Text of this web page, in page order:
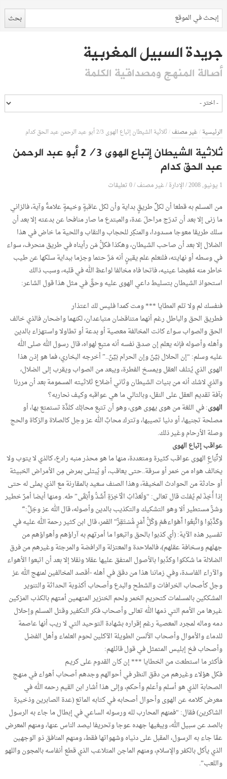
جريدة السبيل المغربية
أصالة المنهج ومصداقية الكلمة
الرئيسية/غير مصنف/ثلاثية الشيطان إتباع الهوى 2/3 أبو عبد الرحمن عبد الحق كدام
ثلاثية الشيطان إتباع الهوى 2/3 أبو عبد الرحمن
عبد الحق كدام
1 يونيو, 2008 /الإدارة/غير مصنف/0 تعليقات
من المسلم به قطعا أن لكلِّ طريقٍ بداية وأن لكل عاقبةٍ وخيمةٍ علامةٌ وآية، فالزاني
ما زنى إلا بعد أن تدرّج مراحلَ عدة، والمبتدع ما صار منافحا عن بدعته إلا بعد أن
سلك طريقا معوجا مسدودا، والمنكِر للحجاب والنقاب واللحية ما خاض في هذا
الضلال إلا بعد أن صاحب الشيطان، وهكذا فكلُّ مَن رأيناه في طريق منحرف، سواء
في وسطه أو نهايته، فلنعلم علم يقينٍ أنه مَرَّ حتما وجزما ببداية سلكها عن طيب
خاطر منه مُغمِضا عينيه، فاتحا فاه مخالفا لواعظ الله في قلبه، وسبب ذالك
استحواذ الشيطان بتسليط داعي الهوى عليه وحقَّ في مثل هذا قول الشاعر:
فنفسك لم ولا تلم المطايا *** ومت كمدا فليس لك اعتذار
فطريق الحق والباطل رغم أنهما متناقضان متباعدان، لكنهما واضحان فالذي خالف
الحق والصواب سواء كانت المخالفة معصية أو بدعة أو تطاولا واستهزاء بالدين
وأهله وأصوله فإنه يعلم إن صدق نفسه أنه متبع لهواه، قال رسول الله صلى الله
عليه وسلم: “إن الحلال بَيِّنٌ وإن الحرام بَيِّنٌ..” أخرجه البخاري، فما هو إذن هذا
الهوى الذي يُتلف العقل ويمسخ الفطرة، ويبعد من الصواب ويقرب إلى الضلال،
والذي لاشك أنه من بنيات الشيطان وثاني أضلاع ثلاثيته المسمومة بعد أن مررنا
بآفة تقديم العقل على النقل، وبالتالي ما هي عواقبه وكيف نحاربه؟
الهوى: في اللغة من هوى يهوى هوى، وهو أن تتبع محابّك كلذَّة تستمتع بها، أو
مصلحة تجنيها، أو دنيا تصيبها، وتترك محابَّ الله عز وجل كالصلاة والزكاة والحج
وصلة الأرحام وغير ذلك.
عواقب إتباع الهوى
لاِتِّبَاعِ الهوى عواقب كثيرة ومتعددة، منها ما هو محذر منبه رادع، كالذي لا يتوب ولا
يخالف هواه من خمر أو سرقة..حتى يعاقب، أو يُبتلى بمرض مِن الأمراض الخبيثة
أو حادثة من الحوادث المخيفة، وهذا الصنف سعيد بالمقارنة مع الذي يملى له حتى
إذا أُخِذَ لم يُفلت قال تعالى: “وَلَعَذَابُ الْآخِرَةِ أَشَدُّ وَأَبْقَى” طه. ومنها أيضا أمرٌ خطير
وشرٌّ مستطير ألا وهو التشكيك والتكذيب بالدين وأصوله، قال الله عز وجَلَّ:”َ
وَكَذَّبُوا وَاتَّبَعُوا أَهْوَاءهُمْ وَكُلُّ أَمْرٍ مُّسْتَقِرٌّ” القمر، قال ابن كثير رحمة الله عليه في
تفسير هذه الآية: (أي كذبوا بالحق واتبعوا ما أمرتهم به آراؤهم وأهواؤهم من
جهلهم وسخافة عقلهم)، فالملاحدة والمعتزلة والرافضة والمرجئة وغيرهم من فرق
الضلالة ما شككوا وكذّبوا بالأصول المتفق عليها عقلا ونقلا إلا بعد أن اتبعوا الأهواء
والآراء الفاسدة، وفي زماننا هذا من دقق في أهله -أقصد المخالفين لمنهج الله عز
وجل كأصحاب الخرافات والشطح والبدع وأصحاب أكذوبة الحداثة والتنوير
المشككين بالمسلمات كتحريم الخمر ولحم الخنزير المتهمين أمتهم بالكذب المزكين
غيرها من الأمم التي ذمها الله تعالى وأصحاب فكر التكفير وقتل المسلم وإحلال
دمه وماله لمجرد المعصية رغم إقراره بشهادة التوحيد التي لا ريب أنها عاصمة
للدماء والأموال وأصحاب الألسن الطويلة الآكلين لحوم العلماء وأهل الفضل
وأصحاب فخ إبليس المتمثل في قول قائلهم:
فأكثر ما استطعت من الخطايا *** إن كان القدوم على كريـم
فكل هؤلاء وغيرهم من دقق النظر في أحوالهم وجدهم أصحاب أهواء في منهج
الصحابة الذي هو أسلم وأعلم وأحكم، وإلى هذا أشار ابن القيم رحمه الله في
معرض كلامه عن الهوى وأحوال أصحابه في كتابه الماتع (عدة الصابرين وذخيرة
الشاكرين) فقال: “فمنهم المحارب لله ورسوله الساعي في إبطال ما جاء به الرسول
بالصد عن سبيل الله، ويبغيها جهده عوجا وتحريفا ليصد الناس عنها، ومنهم المعرض
عمَّا جاء به الرسول، المقبل على دنياه وشهواتها فقط، ومنهم المنافق ذو الوجهين
الذي يأكل بالكفر والإسلام، ومنهم الماجن المتلاعب الذي قطع أنفاسه بالمجون واللهو
واللعب”.